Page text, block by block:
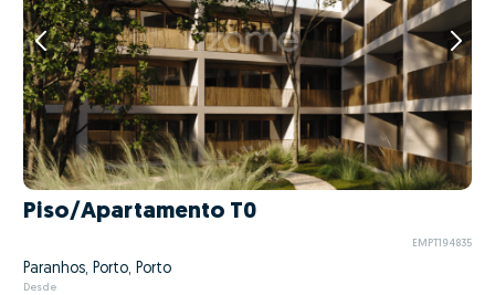
Piso/Apartamento T0
EMPT194835
Paranhos, Porto, Porto
Desde